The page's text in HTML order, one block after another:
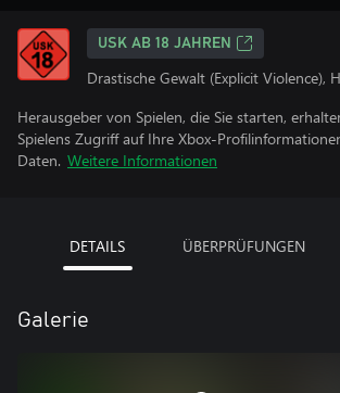
USK AB 18 JAHREN
Drastische Gewalt (Explicit Violence),
Herausgeber von Spielen, die Sie starten,
Spielens Zugriff auf Ihre Xbox-
Daten. Weitere Informationen
DETAILS ÜBERPRÜFUNGEN
Galerie